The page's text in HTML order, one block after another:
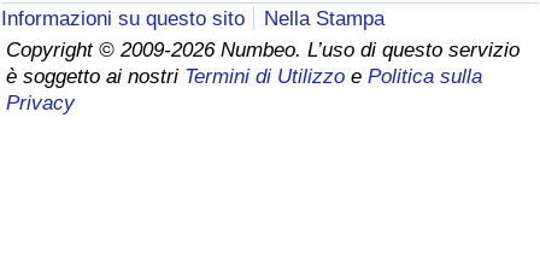
Informazioni su questo sito
Nella Stampa
Copyright © 2009-2026 Numbeo. L’uso di questo servizio
è soggetto ai nostri Termini di Utilizzo e Politica sulla
Privacy
Indice di criminalità per paese
Assistenza Sanitaria